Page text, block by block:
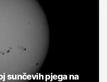
sunčevih pjega na